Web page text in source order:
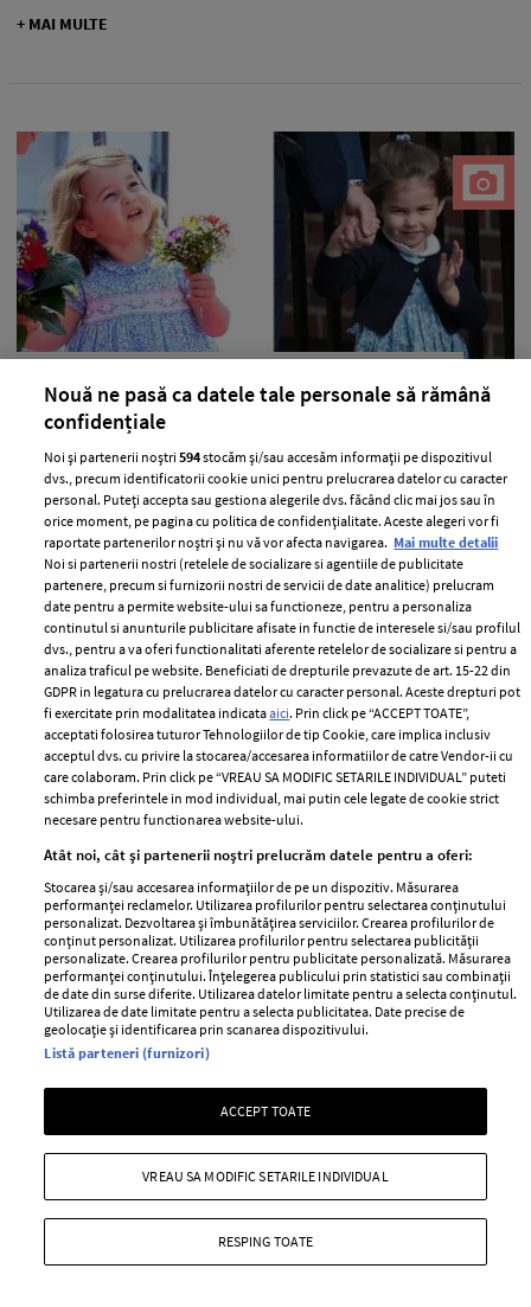
+ MAI MULTE
Prințesa Charlotte a Marii Britanii
împlinește 3 ani – vezi cele mai
adorabile poze cu mica prințesă
ROYALS 02 mai 2018
Prințesa Charlotte, fiica Ducelui de Cambridge, William,
si a lui Kate Middleton, împlinește astăzi 3 ani.
+ MAI MULTE
Prințul Louis are un certificat de
naștere diferit de al fraților săi, iar
motivul este bine întemeiat
ROYALS 02 mai 2018
Atunci când te gândești la certificate de naștere, sigur ai
crede că toate sunt identice și că singura diferență între
ele este doar numele sau părinții. Nu și în cazul familiei
regale din Marea Britanie.
+ MAI MULTE
Nouă ne pasă ca datele tale personale să rămână
confidențiale
Noi și partenerii noștri594stocăm și/sau accesăm informații pe dispozitivul
dvs., precum identificatorii cookie unici pentru prelucrarea datelor cu caracter
personal. Puteți accepta sau gestiona alegerile dvs. făcând clic mai jos sau în
orice moment, pe pagina cu politica de confidențialitate. Aceste alegeri vor fi
raportate partenerilor noștri și nu vă vor afecta navigarea. Mai multe detalii
Noi si partenerii nostri (retelele de socializare si agentiile de publicitate
partenere, precum si furnizorii nostri de servicii de date analitice) prelucram
date pentru a permite website-ului sa functioneze, pentru a personaliza
continutul si anunturile publicitare afisate in functie de interesele si/sau profilul
dvs., pentru a va oferi functionalitati aferente retelelor de socializare si pentru a
analiza traficul pe website. Beneficiati de drepturile prevazute de art. 15-22 din
GDPR in legatura cu prelucrarea datelor cu caracter personal. Aceste drepturi pot
fi exercitate prin modalitatea indicataaici. Prin click pe “ACCEPT TOATE”,
acceptati folosirea tuturor Tehnologiilor de tip Cookie, care implica inclusiv
acceptul dvs. cu privire la stocarea/accesarea informatiilor de catre Vendor-ii cu
care colaboram. Prin click pe “VREAU SA MODIFIC SETARILE INDIVIDUAL” puteti
schimba preferintele in mod individual, mai putin cele legate de cookie strict
necesare pentru functionarea website-ului.
Atât noi, cât și partenerii noștri prelucrăm datele pentru a oferi:
Stocarea și/sau accesarea informațiilor de pe un dispozitiv. Măsurarea
performanței reclamelor. Utilizarea profilurilor pentru selectarea conținutului
personalizat. Dezvoltarea și îmbunătățirea serviciilor. Crearea profilurilor de
conținut personalizat. Utilizarea profilurilor pentru selectarea publicității
personalizate. Crearea profilurilor pentru publicitate personalizată. Măsurarea
performanței conținutului. Înțelegerea publicului prin statistici sau combinații
de date din surse diferite. Utilizarea datelor limitate pentru a selecta conținutul.
Utilizarea de date limitate pentru a selecta publicitatea. Date precise de
geolocație și identificarea prin scanarea dispozitivului.
Listă parteneri (furnizori)
ACCEPT TOATE
RESPING TOATE
VREAU SA MODIFIC SETARILE INDIVIDUAL